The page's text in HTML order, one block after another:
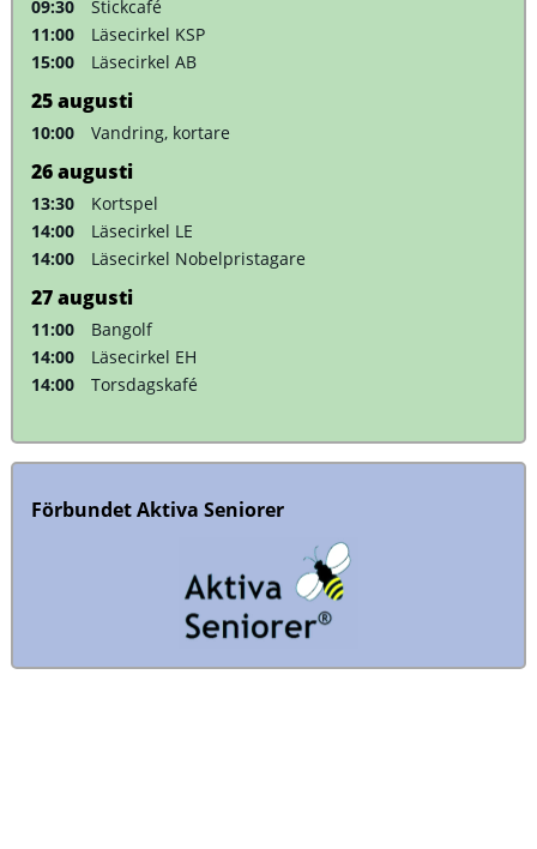
09:30
Stickcafé
11:00
Läsecirkel KSP
15:00
Läsecirkel AB
25augusti
10:00 Vandring, kortare
26augusti
13:30
Kortspel
14:00
Läsecirkel LE
14:00
Läsecirkel Nobelpristagare
27augusti
11:00
Bangolf
14:00
Läsecirkel EH
14:00
Torsdagskafé
Förbundet Aktiva Seniorer